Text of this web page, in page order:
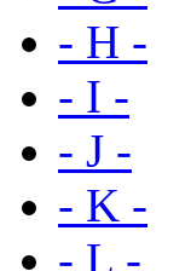
- H -
- I -
- J -
- K -
- L -